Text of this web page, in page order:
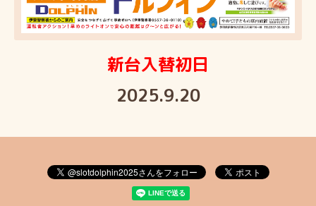
新台入替初日
2025.9.20